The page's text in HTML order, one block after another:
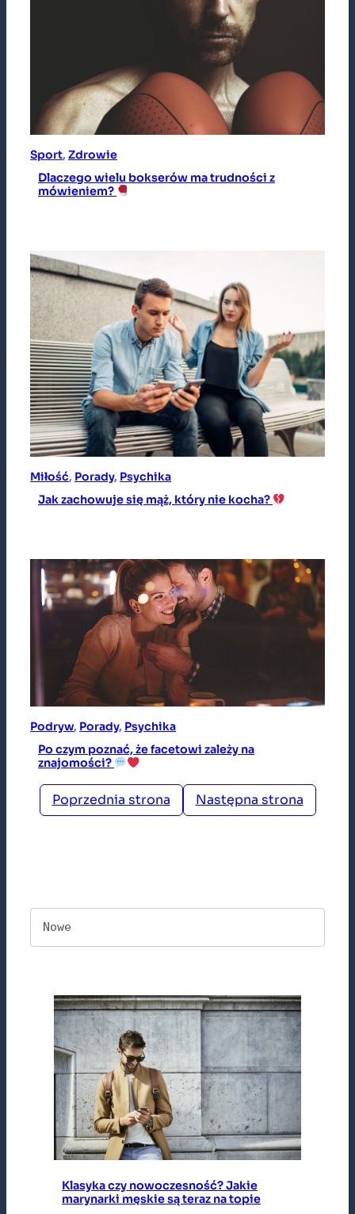
Sport, Zdrowie
Dlaczego wielu bokserów ma trudności z
mówieniem?
Miłość, Porady, Psychika
Jak zachowuje się mąż, który nie kocha?
Podryw, Porady, Psychika
Po czym poznać, że facetowi zależy na
znajomości?
Poprzednia strona Następna strona
Nowe
Klasyka czy nowoczesność? Jakie
marynarki męskie są teraz na topie